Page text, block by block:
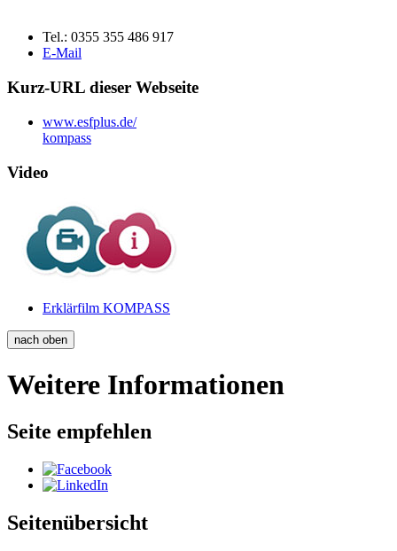
Tel.: 0355 355 486 917
E-Mail
Kurz-URL die­ser Web­sei­te
www.esfplus.de/
kom­pass
Vi­deo
Er­klär­film KOM­PASS
nach oben
Weitere Informationen
Seite empfehlen
Seitenübersicht